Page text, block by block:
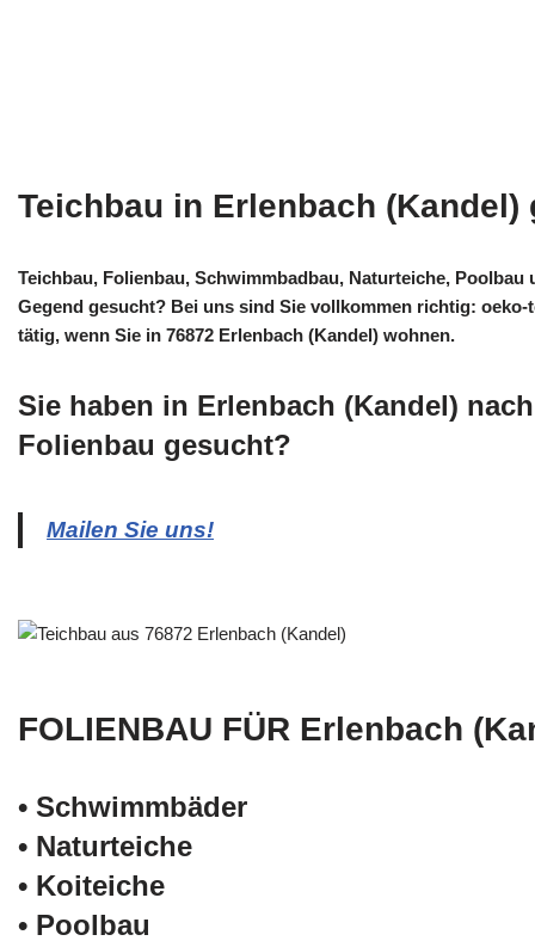
Teichbau in Erlenbach (Kandel)
Teichbau, Folienbau, Schwimmbadbau, Naturteiche,
Gegend gesucht? Bei uns sind Sie vollkommen richtig:
tätig, wenn Sie in 76872 Erlenbach (Kandel) wohnen.
Sie haben in Erlenbach (Kandel)
Folienbau gesucht?
Mailen Sie uns!
FOLIENBAU FÜR Erlenbach
• Schwimm­bäder
• Naturteiche
• Koiteiche
• Poolbau